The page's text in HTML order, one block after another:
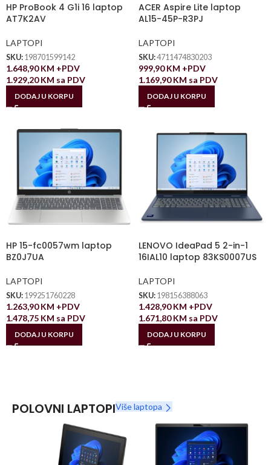
HP ProBook 4 G1i 16 laptop
AT7K2AV
LAPTOPI
SKU: 198701599142
1.648,90KM +PDV
1.929,20KM sa PDV
DODAJ U KORPU
ACER Aspire Lite laptop
AL15-45P-R3PJ
LAPTOPI
SKU:4711474830203
999,90KM +PDV
1.169,90KM sa PDV
DODAJ U KORPU
HP 15-fc0057wm laptop
BZ0J7UA
LAPTOPI
SKU: 199251760228
1.263,90KM +PDV
1.478,75 KM sa PDV
DODAJ U KORPU
LENOVO IdeaPad 5 2-in-1
16IAL10 laptop 83KS0007US
LAPTOPI
SKU: 198156388063
1.428,90KM +PDV
1.671,80KM sa PDV
DODAJ U KORPU
POLOVNI LAPTOPIViše laptopa